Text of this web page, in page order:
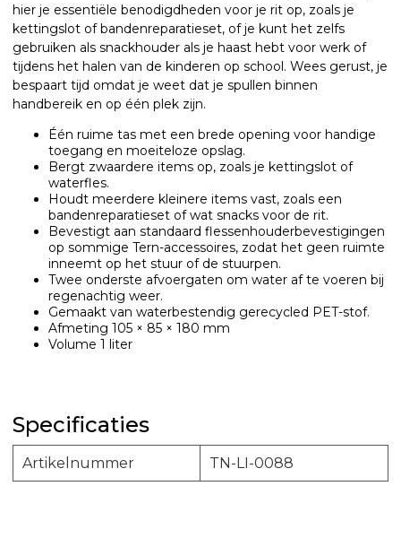
hier je essentiële benodigdheden voor je rit op, zoals je
kettingslot of bandenreparatieset, of je kunt het zelfs
gebruiken als snackhouder als je haast hebt voor werk of
tijdens het halen van de kinderen op school. Wees gerust, je
bespaart tijd omdat je weet dat je spullen binnen
handbereik en op één plek zijn.
Één ruime tas met een brede opening voor handige
toegang en moeiteloze opslag.
Bergt zwaardere items op, zoals je kettingslot of
waterfles.
Houdt meerdere kleinere items vast, zoals een
bandenreparatieset of wat snacks voor de rit.
Bevestigt aan standaard flessenhouderbevestigingen
op sommige Tern-accessoires, zodat het geen ruimte
inneemt op het stuur of de stuurpen.
Twee onderste afvoergaten om water af te voeren bij
regenachtig weer.
Gemaakt van waterbestendig gerecycled PET-stof.
Afmeting 105 × 85 × 180 mm
Volume 1 liter
Specificaties
Artikelnummer TN-LI-0088